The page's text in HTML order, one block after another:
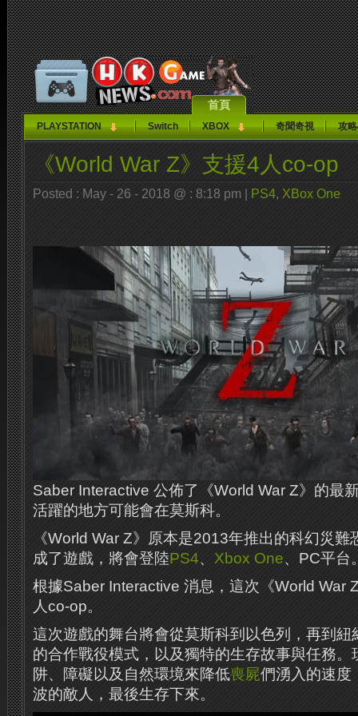
首頁
PLAYSTATION Switch XBOX 奇聞奇視 攻
《World War Z》支援4人co-op
Posted : May - 26 - 2018 @ : 8:18 pm | PS4, XBox One
Saber Interactive 公佈了《World War Z》的最
活躍的地方可能會在莫斯科。
《World War Z》原本是2013年推出的科幻災
成了遊戲，將會登陸PS4、 Xbox One、PC平台
根據Saber Interactive 消息，這次《World War
人co-op。
這次遊戲的舞台將會從莫斯科到以色列，再到紐
的合作戰役模式，以及獨特的生存故事與任務
阱、障礙以及自然環境來降低喪屍們湧入的速度
波的敵人，最後生存下來。